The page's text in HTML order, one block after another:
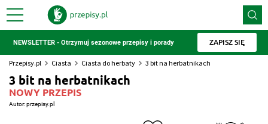
NEWSLETTER - Otrzymuj sezonowe przepisy i porady ZAPISZ SIĘ
Przepisy.pl Ciasta Ciasta do herbaty 3 bit na herbatnikach
3 bit na herbatnikach
NOWY PRZEPIS
Autor:przepisy.pl